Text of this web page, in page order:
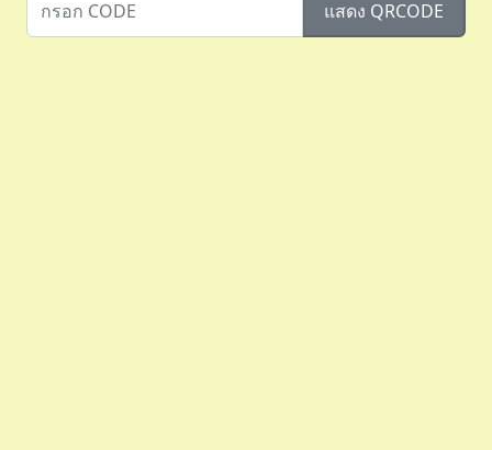
แสดง QRCODE